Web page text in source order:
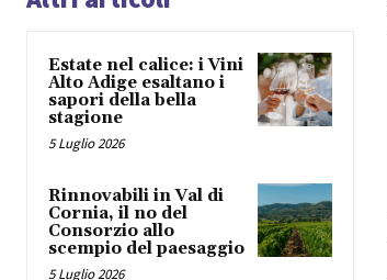
Estate nel calice: i Vini
Alto Adige esaltano i
sapori della bella
stagione
5 Luglio 2026
Rinnovabili in Val di
Cornia, il no del
Consorzio allo
scempio del paesaggio
5 Luglio 2026